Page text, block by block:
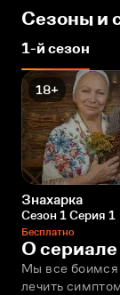
Сезоны и
1-й сезон
18+
Знахарка
Сезон 1 Серия 1
Бесплатно
О сериале
Мы все боимся
лечить